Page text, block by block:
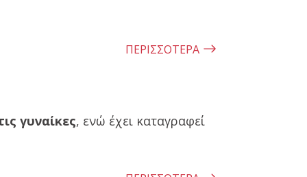
ΠΕΡΙΣΣΟΤΕΡΑ
γυναίκες, ενώ έχει καταγραφεί